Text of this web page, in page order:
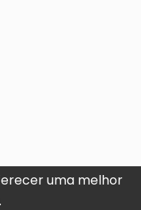
uma melhor